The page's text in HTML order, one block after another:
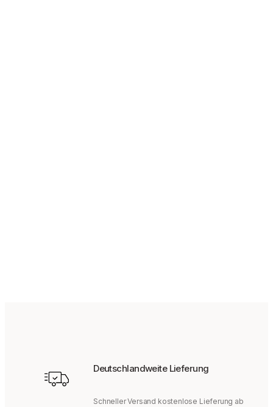
Deutschlandweite Lieferung
Schneller Versand kostenlose Lieferung ab